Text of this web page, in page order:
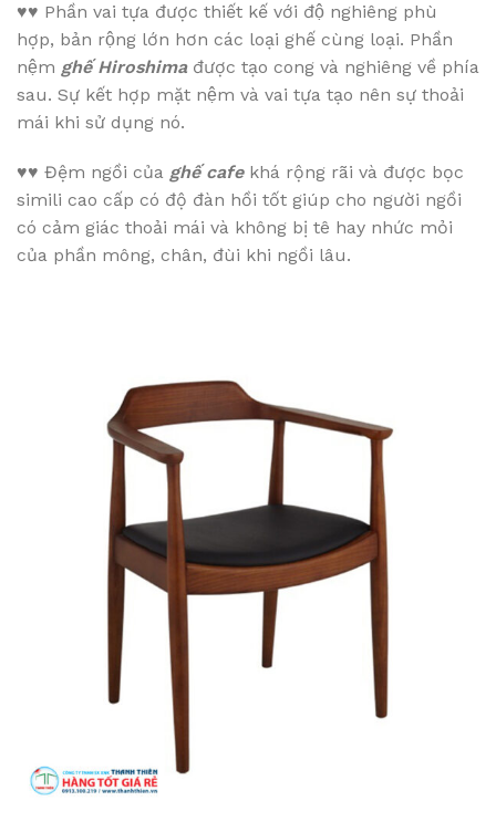
♥♥ Phần vai tựa được thiết kế với độ nghiêng phù
hợp, bản rộng lớn hơn các loại ghế cùng loại. Phần
nệm ghế Hiroshimađược tạo cong và nghiêng về phía
sau. Sự kết hợp mặt nệm và vai tựa tạo nên sự thoải
mái khi sử dụng nó.
♥♥ Đệm ngồi của ghế cafekhá rộng rãi và được bọc
simili cao cấp có độ đàn hồi tốt giúp cho người ngồi
có cảm giác thoải mái và không bị tê hay nhức mỏi
của phần mông, chân, đùi khi ngồi lâu.